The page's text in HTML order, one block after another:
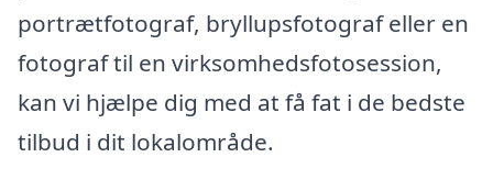
portrætfotograf, bryllupsfotograf eller en
fotograf til en virksomhedsfotosession,
kan vi hjælpe dig med at få fat i de bedste
tilbud i dit lokalområde.